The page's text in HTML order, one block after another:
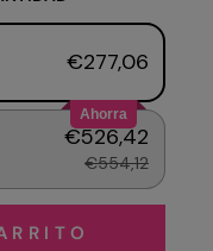
€277,06
Ahorra
€526,42
€554,12